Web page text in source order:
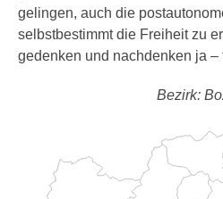
gelingen, auch die
selbstbestimmt die Freiheit zu
gedenken und nachdenken ja –
Bezirk: